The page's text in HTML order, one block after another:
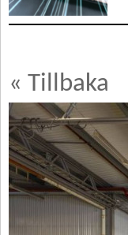
« Tillbaka